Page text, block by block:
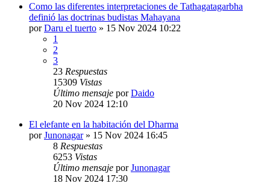
Como las diferentes interpretaciones de Tathagatagarbha
definió las doctrinas budistas Mahayana
porDaru el tuerto » 15 Nov 2024 10:22
1
2
3
23 Respuestas
15309 Vistas
Último mensaje porDaido
20 Nov 2024 12:10
El elefante en la habitación del Dharma
porJunonagar» 15 Nov 2024 16:45
8 Respuestas
6253 Vistas
Último mensaje porJunonagar
18 Nov 2024 17:30